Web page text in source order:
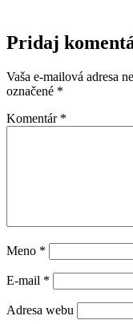
Pridaj
Vaša e-mailová adresa
označené *
Komentár *
Meno *
E-mail *
Adresa webu